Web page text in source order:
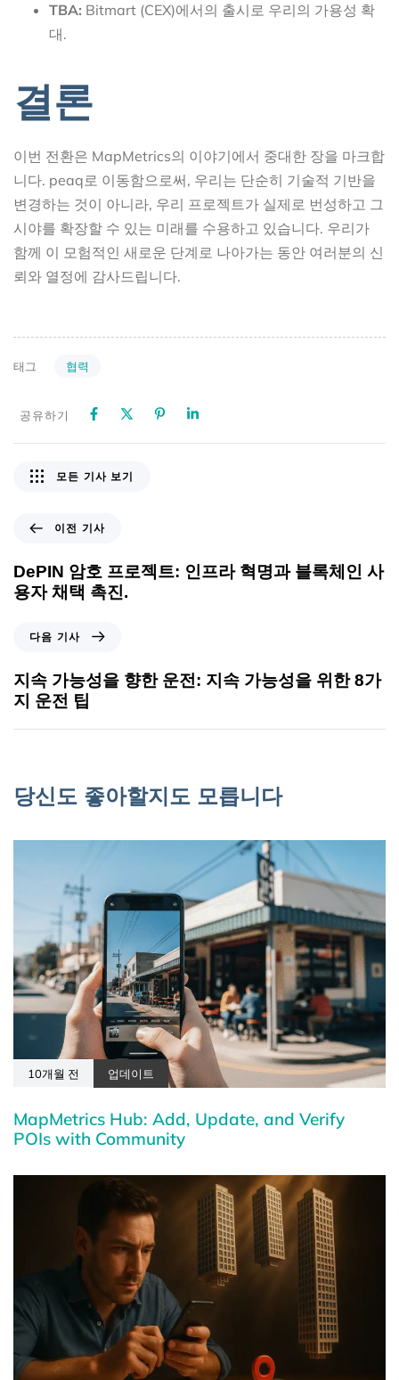
TBA: Bitmart (CEX)에서의 출시로 우리의 가용성 확
대.
결론
이번 전환은 MapMetrics의 이야기에서 중대한 장을 마크합
니다. peaq로 이동함으로써, 우리는 단순히 기술적 기반을
변경하는 것이 아니라, 우리 프로젝트가 실제로 번성하고 그
시야를 확장할 수 있는 미래를 수용하고 있습니다. 우리가
함께 이 모험적인 새로운 단계로 나아가는 동안 여러분의 신
뢰와 열정에 감사드립니다.
태그 협력
공유하기
이전 기사
DePIN 암호 프로젝트: 인프라 혁명과 블록체인 사
용자 채택 촉진.
모든 기사 보기
다음 기사
지속 가능성을 향한 운전: 지속 가능성을 위한 8가
지 운전 팁
당신도 좋아할지도 모릅니다
10개월 전 업데이트
MapMetrics Hub: Add, Update, and Verify
POIs with Community